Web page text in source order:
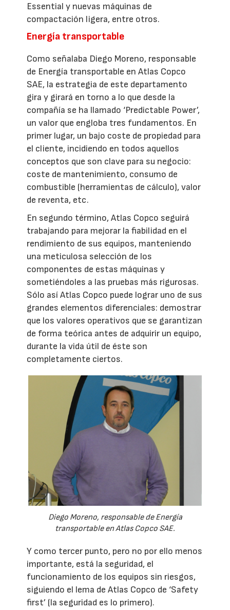
Essential y nuevas máquinas de
compactación ligera, entre otros.
Energía transportable
Como señalaba Diego Moreno, responsable
de Energía transportable en Atlas Copco
SAE, la estrategia de este departamento
gira y girará en torno a lo que desde la
compañía se ha llamado ‘Predictable Power’,
un valor que engloba tres fundamentos. En
primer lugar, un bajo coste de propiedad para
el cliente, incidiendo en todos aquellos
conceptos que son clave para su negocio:
coste de mantenimiento, consumo de
combustible (herramientas de cálculo), valor
de reventa, etc.
En segundo término, Atlas Copco seguirá
trabajando para mejorar la fiabilidad en el
rendimiento de sus equipos, manteniendo
una meticulosa selección de los
componentes de estas máquinas y
sometiéndoles a las pruebas más rigurosas.
Sólo así Atlas Copco puede lograr uno de sus
grandes elementos diferenciales: demostrar
que los valores operativos que se garantizan
de forma teórica antes de adquirir un equipo,
durante la vida útil de éste son
completamente ciertos.
Diego Moreno, responsable de Energía
transportable en Atlas Copco SAE.
Y como tercer punto, pero no por ello menos
importante, está la seguridad, el
funcionamiento de los equipos sin riesgos,
siguiendo el lema de Atlas Copco de ‘Safety
first’ (la seguridad es lo primero).